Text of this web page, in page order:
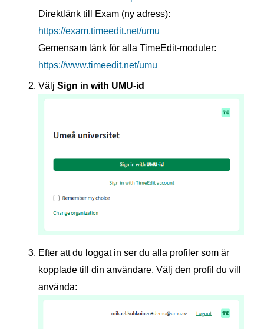
Direktlänk till Exam (ny adress):
https://exam.timeedit.net/umu
Gemensam länk för alla TimeEdit-moduler:
https://www.timeedit.net/umu
Välj Sign in with UMU-id
Efter att du loggat in ser du alla profiler som är
kopplade till din användare. Välj den profil du vill
använda: